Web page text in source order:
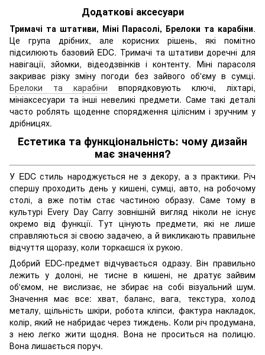
Додаткові аксесуари
Тримачі та штативи, Міні Парасолі, Брелоки та карабіни.
Це група дрібних, але корисних рішень, які помітно
підсилюють базовий EDC. Тримачі та штативи доречні для
навігації, зйомки, відеодзвінків і контенту. Міні парасоля
закриває різку зміну погоди без зайвого об'єму в сумці.
Брелоки та карабіни впорядковують ключі, ліхтарі,
мініаксесуари та інші невеликі предмети. Саме такі деталі
часто роблять щоденне спорядження цілісним і зручним у
дрібницях.
Естетика та функціональність: чому дизайн
має значення?
У EDC стиль народжується не з декору, а з практики. Річ
спершу проходить день у кишені, сумці, авто, на робочому
столі, а вже потім стає частиною образу. Саме тому в
культурі Every Day Carry зовнішній вигляд ніколи не існує
окремо від функції. Тут цінують предмети, які не лише
справляються зі своєю задачею, а й викликають правильне
відчуття щоразу, коли торкаєшся їх рукою.
Добрий EDC-предмет відчувається одразу. Він правильно
лежить у долоні, не тисне в кишені, не дратує зайвим
об'ємом, не вислизає, не збирає на собі візуальний шум.
Значення має все: хват, баланс, вага, текстура, холод
металу, щільність шкіри, робота кліпси, фактура накладок,
колір, який не набридає через тиждень. Коли річ продумана,
з нею легко жити щодня. Вона не проситься на полицю.
Вона лишається поруч.